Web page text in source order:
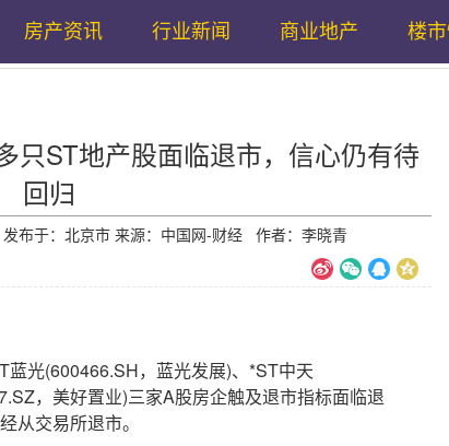
房产资讯 行业新闻 商业地产 楼
只ST地产股面临退市，信心仍有待
回归
布于：北京市 来源：中国网-财经 作者：李晓青
光(600466.SH，蓝光发展)、*ST中天
，美好置业)三家A股房企触及退市指标面临退
从交易所退市。